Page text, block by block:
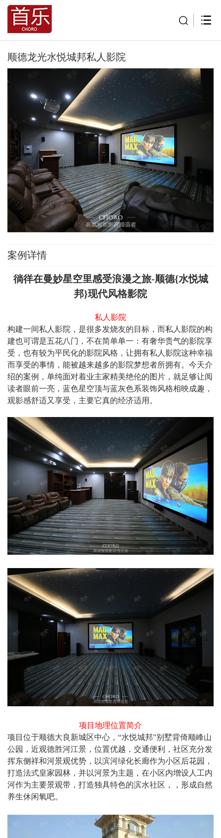
顺德龙光水悦城邦私人影院
案例详情
徜徉在曼妙星空里感受浪漫之旅-顺德{水悦城
邦}现代风格影院
私人影院
构建一间私人影院，是很多发烧友的目标，而私人影院的构
建也可谓是五花八门，不在简单单一：有奢华贵气的影院享
受，也有较为平民化的影院风格，让拥有私人影院这种幸福
而享受的事情，能被越来越多的影院梦想者所拥有。今天介
绍的案例，单纯面对着业主家精美绝伦的图片，就足够让阅
读者眼前一亮，蓝色星空顶与蓝灰色系装饰风格相映成趣，
观影感舒适又享受，主要它真的经济适用。
项目地理位置简介
项目位于顺德大良新城区中心，“水悦城邦”别墅背倚顺峰山
公园，近观德胜河江景，位置优越，交通便利，社区充分发
挥东侧祥和河景观优势，以滨河绿化长廊作为小区后花园，
打造法式皇家园林，并以河景为主题，在小区内增设人工内
河作为主要景观带，打造独具特色的滨水社区，，形成自然
养生休闲氧吧。